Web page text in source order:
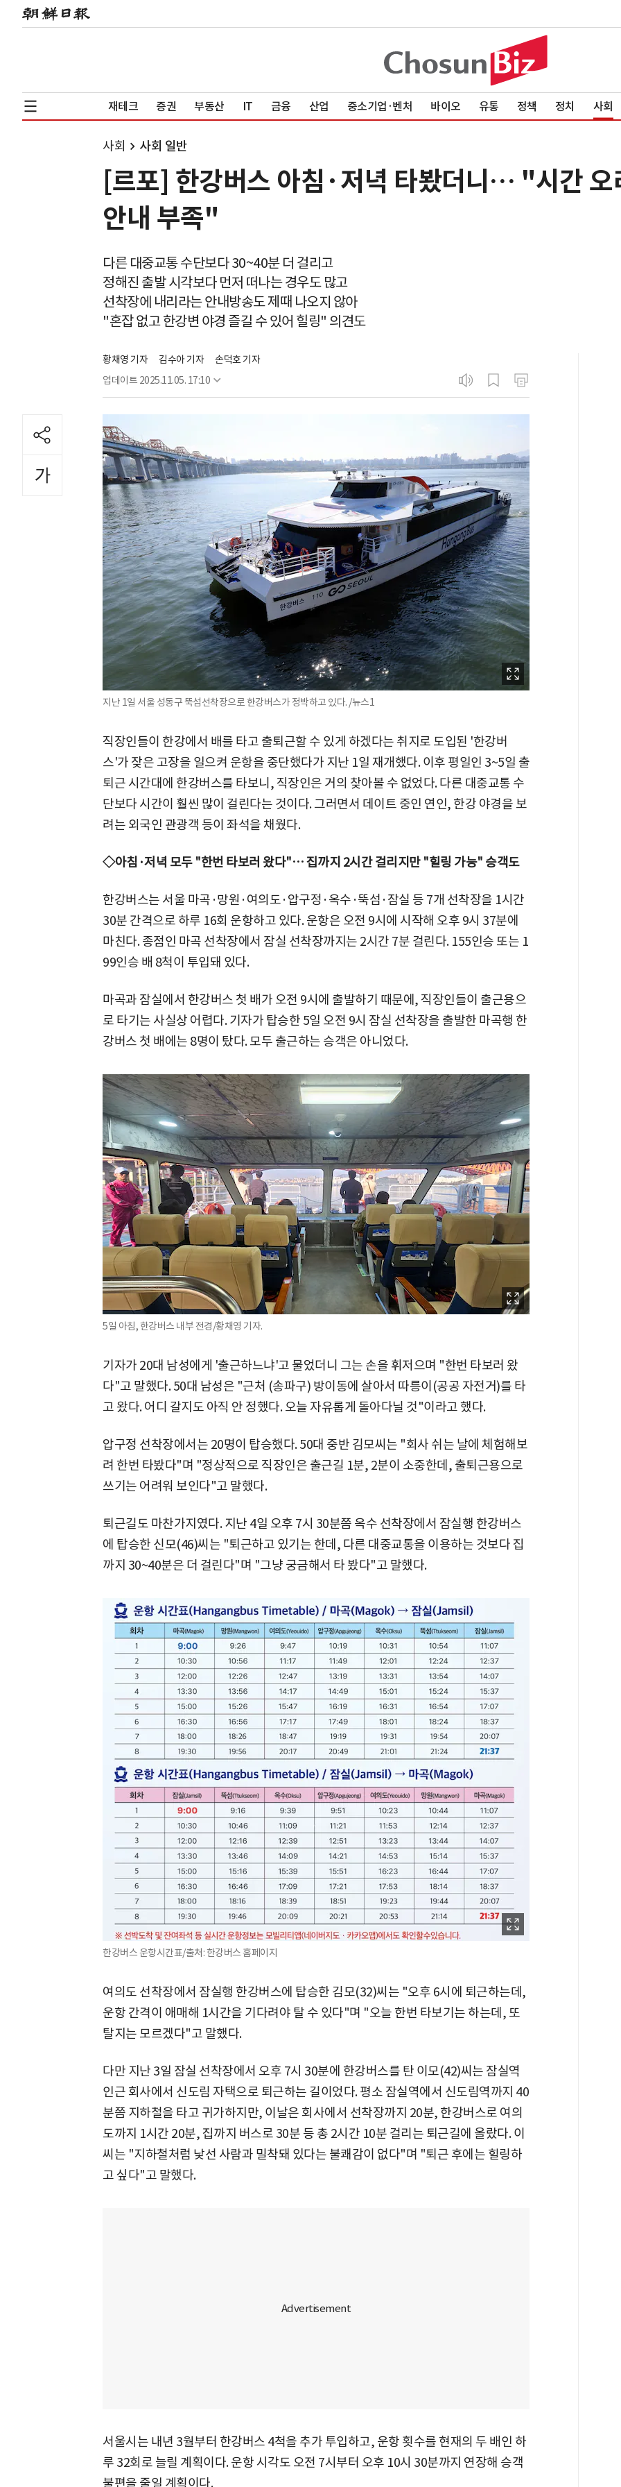
재테크 증권 부동산 IT 금융 산업 중소기업·벤처 바이오 유통 정책 정치 사회
사회 사회 일반
[르포] 한강버스 아침·저녁 타봤더니… "시간
안내 부족"
다른 대중교통 수단보다 30~40분 더 걸리고
정해진 출발 시각보다 먼저 떠나는 경우도 많고
선착장에 내리라는 안내방송도 제때 나오지 않아
"혼잡 없고 한강변 야경 즐길 수 있어 힐링" 의견도
황채영 기자 김수아 기자
손덕호 기자
업데이트 2025.11.05. 17:10
지난 1일 서울 성동구 뚝섬선착장으로 한강버스가 정박하고 있다. /뉴스1
직장인들이 한강에서 배를 타고 출퇴근할 수 있게 하겠다는 취지로 도입된 '한강버
스'가 잦은 고장을 일으켜 운항을 중단했다가 지난 1일 재개했다. 이후 평일인 3~5일 출
퇴근 시간대에 한강버스를 타보니, 직장인은 거의 찾아볼 수 없었다. 다른 대중교통 수
단보다 시간이 훨씬 많이 걸린다는 것이다. 그러면서 데이트 중인 연인, 한강 야경을 보
려는 외국인 관광객 등이 좌석을 채웠다.
◇아침·저녁 모두 "한번 타보러 왔다"… 집까지 2시간 걸리지만 "힐링 가능" 승객도
한강버스는 서울 마곡·망원·여의도·압구정·옥수·뚝섬·잠실 등 7개 선착장을 1시간
30분 간격으로 하루 16회 운항하고 있다. 운항은 오전 9시에 시작해 오후 9시 37분에
마친다. 종점인 마곡 선착장에서 잠실 선착장까지는 2시간 7분 걸린다. 155인승 또는 1
99인승 배 8척이 투입돼 있다.
마곡과 잠실에서 한강버스 첫 배가 오전 9시에 출발하기 때문에, 직장인들이 출근용으
로 타기는 사실상 어렵다. 기자가 탑승한 5일 오전 9시 잠실 선착장을 출발한 마곡행 한
강버스 첫 배에는 8명이 탔다. 모두 출근하는 승객은 아니었다.
5일 아침, 한강버스 내부 전경/황채영 기자.
기자가 20대 남성에게 '출근하느냐'고 물었더니 그는 손을 휘저으며 "한번 타보러 왔
다"고 말했다. 50대 남성은 "근처 (송파구) 방이동에 살아서 따릉이(공공 자전거)를 타
고 왔다. 어디 갈지도 아직 안 정했다. 오늘 자유롭게 돌아다닐 것"이라고 했다.
압구정 선착장에서는 20명이 탑승했다. 50대 중반 김모씨는 "회사 쉬는 날에 체험해보
려 한번 타봤다"며 "정상적으로 직장인은 출근길 1분, 2분이 소중한데, 출퇴근용으로
쓰기는 어려워 보인다"고 말했다.
퇴근길도 마찬가지였다. 지난 4일 오후 7시 30분쯤 옥수 선착장에서 잠실행 한강버스
에 탑승한 신모(46)씨는 "퇴근하고 있기는 한데, 다른 대중교통을 이용하는 것보다 집
까지 30~40분은 더 걸린다"며 "그냥 궁금해서 타 봤다"고 말했다.
한강버스 운항시간표/출처: 한강버스 홈페이지
여의도 선착장에서 잠실행 한강버스에 탑승한 김모(32)씨는 "오후 6시에 퇴근하는데,
운항 간격이 애매해 1시간을 기다려야 탈 수 있다"며 "오늘 한번 타보기는 하는데, 또
탈지는 모르겠다"고 말했다.
다만 지난 3일 잠실 선착장에서 오후 7시 30분에 한강버스를 탄 이모(42)씨는 잠실역
인근 회사에서 신도림 자택으로 퇴근하는 길이었다. 평소 잠실역에서 신도림역까지 40
분쯤 지하철을 타고 귀가하지만, 이날은 회사에서 선착장까지 20분, 한강버스로 여의
도까지 1시간 20분, 집까지 버스로 30분 등 총 2시간 10분 걸리는 퇴근길에 올랐다. 이
씨는 "지하철처럼 낯선 사람과 밀착돼 있다는 불쾌감이 없다"며 "퇴근 후에는 힐링하
고 싶다"고 말했다.
서울시는 내년 3월부터 한강버스 4척을 추가 투입하고, 운항 횟수를 현재의 두 배인 하
루 32회로 늘릴 계획이다. 운항 시각도 오전 7시부터 오후 10시 30분까지 연장해 승객
불편을 줄일 계획이다.